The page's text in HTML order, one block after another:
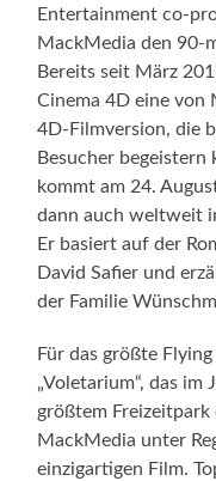
Entertainment co-
MackMedia den 90-
Bereits seit März
Cinema 4D eine von
4D-Filmversion, die
Besucher
kommt am 24.
dann auch weltweit
Er basiert auf der
David Safier und
der Familie
Für das größte
„Voletarium“, das
größtem
MackMedia unter
einzigartigen Film.